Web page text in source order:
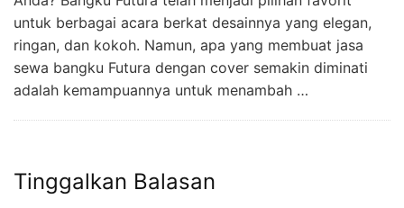
untuk berbagai acara berkat desainnya yang elegan,
ringan, dan kokoh. Namun, apa yang membuat jasa
sewa bangku Futura dengan cover semakin diminati
adalah kemampuannya untuk menambah …
Tinggalkan Balasan